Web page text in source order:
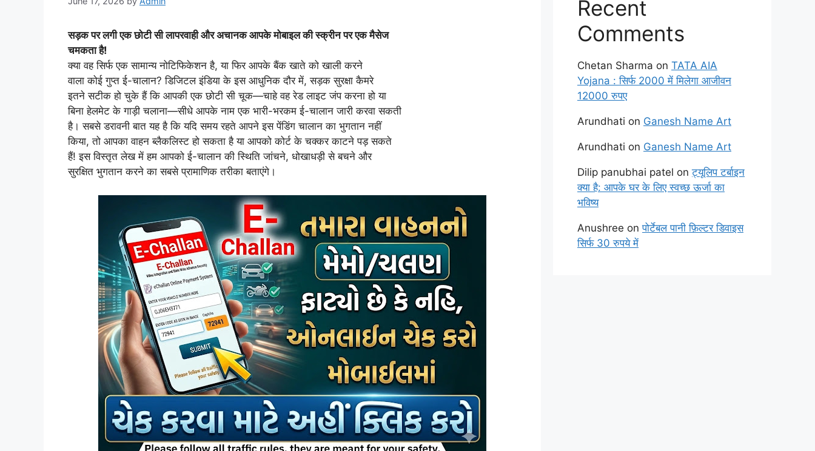
सड़क पर लगी एक छोटी सी लापरवाही और अचानक आपके मोबाइल की स्क्रीन पर एक मैसेज
चमकता है!
क्या वह सिर्फ एक सामान्य नोटिफिकेशन है, या फिर आपके बैंक खाते को खाली करने
वाला कोई गुप्त ई-चालान? डिजिटल इंडिया के इस आधुनिक दौर में, सड़क सुरक्षा कैमरे
इतने सटीक हो चुके हैं कि आपकी एक छोटी सी चूक—चाहे वह रेड लाइट जंप करना हो या
बिना हेलमेट के गाड़ी चलाना—सीधे आपके नाम एक भारी-भरकम ई-चालान जारी करवा सकती
है। सबसे डरावनी बात यह है कि यदि समय रहते आपने इस पेंडिंग चालान का भुगतान नहीं
किया, तो आपका वाहन ब्लैकलिस्ट हो सकता है या आपको कोर्ट के चक्कर काटने पड़ सकते
हैं! इस विस्तृत लेख में हम आपको ई-चालान की स्थिति जांचने, धोखाधड़ी से बचने और
सुरक्षित भुगतान करने का सबसे प्रामाणिक तरीका बताएंगे।
Recent
Comments
Chetan Sharma on TATA AIA
Yojana : सिर्फ 2000 में मिलेगा आजीवन
12000 रुपए
Arundhati on Ganesh Name Art
Arundhati on Ganesh Name Art
Dilip panubhai patel onट्यूलिप टर्बाइन
क्या है: आपके घर के लिए स्वच्छ ऊर्जा का
भविष्य
Anushree onपोर्टेबल पानी फ़िल्टर डिवाइस
सिर्फ 30 रुपये में